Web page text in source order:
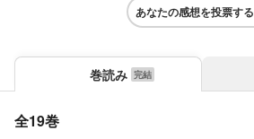
あなたの感想を投票する
巻読み
全19巻